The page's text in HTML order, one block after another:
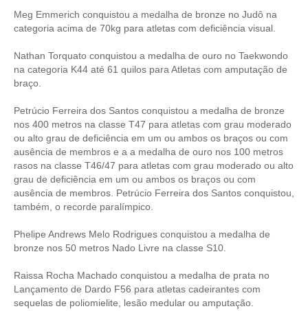
Meg Emmerich conquistou a medalha de bronze no Judô na
categoria acima de 70kg para atletas com deficiência visual.
Nathan Torquato conquistou a medalha de ouro no Taekwondo
na categoria K44 até 61 quilos para Atletas com amputação de
braço.
Petrúcio Ferreira dos Santos conquistou a medalha de bronze
nos 400 metros na classe T47 para atletas com grau moderado
ou alto grau de deficiência em um ou ambos os braços ou com
ausência de membros e a a medalha de ouro nos 100 metros
rasos na classe T46/47 para atletas com grau moderado ou alto
grau de deficiência em um ou ambos os braços ou com
ausência de membros. Petrúcio Ferreira dos Santos conquistou,
também, o recorde paralímpico.
Phelipe Andrews Melo Rodrigues conquistou a medalha de
bronze nos 50 metros Nado Livre na classe S10.
Raissa Rocha Machado conquistou a medalha de prata no
Lançamento de Dardo F56 para atletas cadeirantes com
sequelas de poliomielite, lesão medular ou amputação.